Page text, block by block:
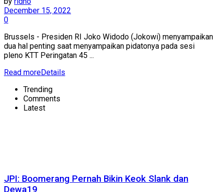
December 15, 2022
0
Brussels - Presiden RI Joko Widodo (Jokowi) menyampaikan
dua hal penting saat menyampaikan pidatonya pada sesi
pleno KTT Peringatan 45 ...
Read moreDetails
Trending
Comments
Latest
JPI: Boomerang Pernah Bikin Keok Slank dan
Dewa19